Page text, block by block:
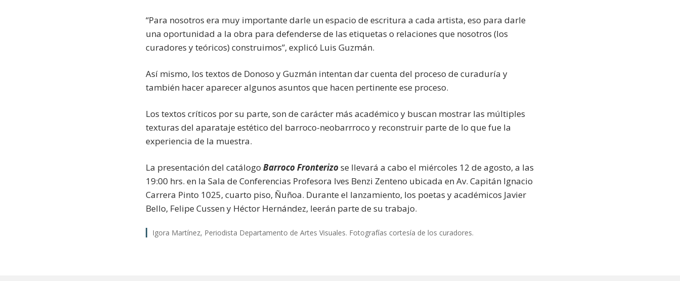
“Para nosotros era muy importante darle un espacio de escritura a cada artista, eso para darle
una oportunidad a la obra para defenderse de las etiquetas o relaciones que nosotros (los
curadores y teóricos) construimos”, explicó Luis Guzmán.
Así mismo, los textos de Donoso y Guzmán intentan dar cuenta del proceso de curaduría y
también hacer aparecer algunos asuntos que hacen pertinente ese proceso.
Los textos críticos por su parte, son de carácter más académico y buscan mostrar las múltiples
texturas del aparataje estético del barroco-neobarrroco y reconstruir parte de lo que fue la
experiencia de la muestra.
La presentación del catálogo Barroco Fronterizose llevará a cabo el miércoles 12 de agosto, a las
19:00 hrs. en la Sala de Conferencias Profesora Ives Benzi Zenteno ubicada en Av. Capitán Ignacio
Carrera Pinto 1025, cuarto piso, Ñuñoa. Durante el lanzamiento, los poetas y académicos Javier
Bello, Felipe Cussen y Héctor Hernández, leerán parte de su trabajo.
Igora Martínez, Periodista Departamento de Artes Visuales. Fotografías cortesía de los curadores.